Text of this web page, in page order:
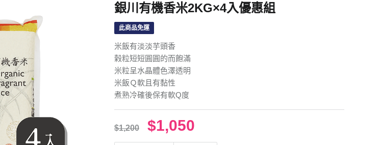
銀川有機香米2KG×4入優惠組
此商品免運
米飯有淡淡芋頭香
榖粒短短圓圓的而飽滿
米粒呈水晶體色澤透明
米飯Ｑ軟且有黏性
煮熟冷確後保有軟Q度
$1,200 $1,050